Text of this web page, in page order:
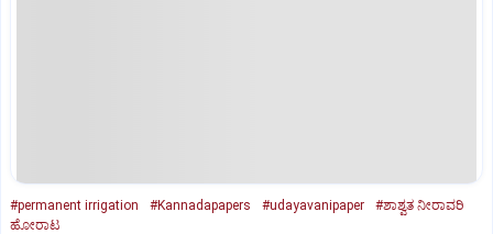
#permanent irrigation #Kannadapapers #udayavanipaper
#ಶಾಶ್ವತ ನೀರಾವರಿ
ಹೋರಾಟ